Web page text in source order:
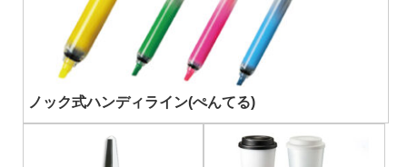
ノック式ハンディライン(ぺんてる)